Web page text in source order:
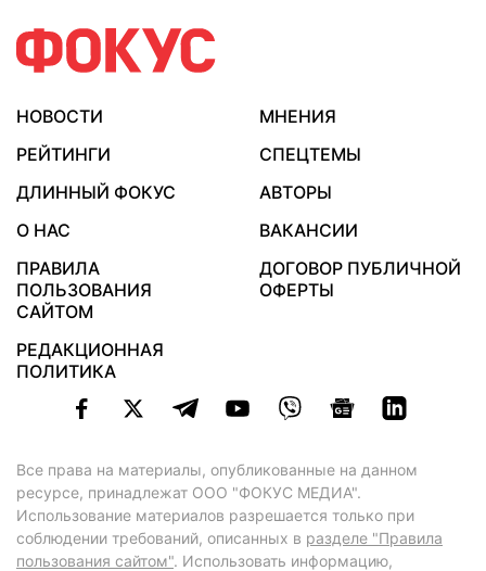
НОВОСТИ
МНЕНИЯ
РЕЙТИНГИ
СПЕЦТЕМЫ
ДЛИННЫЙ ФОКУС
АВТОРЫ
О НАС
ВАКАНСИИ
ПРАВИЛА
ПОЛЬЗОВАНИЯ
САЙТОМ
ДОГОВОР ПУБЛИЧНОЙ
ОФЕРТЫ
РЕДАКЦИОННАЯ
ПОЛИТИКА
Все права на материалы, опубликованные на данном
ресурсе, принадлежат ООО "ФОКУС МЕДИА".
Использование материалов разрешается только при
соблюдении требований, описанных в разделе "Правила
пользования сайтом". Использовать информацию,